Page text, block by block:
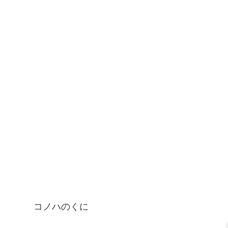
コノハのくに